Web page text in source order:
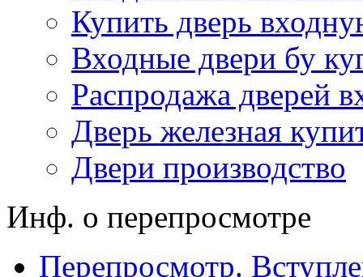
Купить дверь
Входные двери бу
Распродажа дверей
Дверь железная
Двери производство
Инф. о перепросмотре
Перепросмотр.